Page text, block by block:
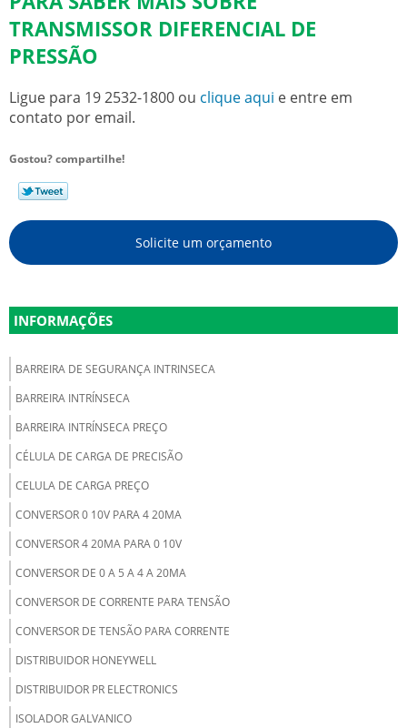
TRANSMISSOR DIFERENCIAL DE
PRESSÃO
Ligue para 19 2532-1800 ou clique aqui e entre em
contato por email.
Gostou? compartilhe!
Solicite um orçamento
INFORMAÇÕES
BARREIRA DE SEGURANÇA INTRINSECA
BARREIRA INTRÍNSECA
BARREIRA INTRÍNSECA PREÇO
CÉLULA DE CARGA DE PRECISÃO
CELULA DE CARGA PREÇO
CONVERSOR 0 10V PARA 4 20MA
CONVERSOR 4 20MA PARA 0 10V
CONVERSOR DE 0 A 5 A 4 A 20MA
CONVERSOR DE CORRENTE PARA TENSÃO
CONVERSOR DE TENSÃO PARA CORRENTE
DISTRIBUIDOR HONEYWELL
DISTRIBUIDOR PR ELECTRONICS
ISOLADOR GALVANICO